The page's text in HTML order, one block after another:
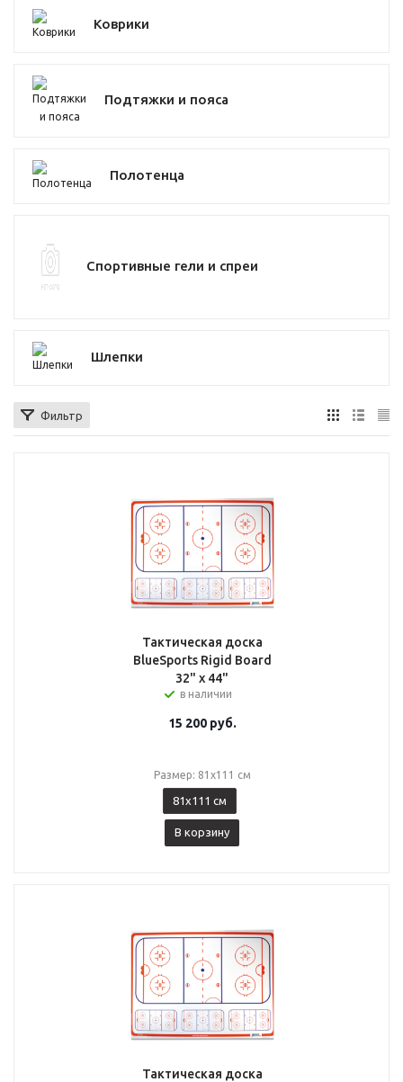
Коврики
Подтяжки и пояса
Полотенца
Спортивные гели и спреи
Шлепки
Фильтр
Тактическая доска
BlueSports Rigid Board
32" x 44"
в наличии
15 200руб.
Размер: 81x111 см
81x111 см
В корзину
Тактическая доска